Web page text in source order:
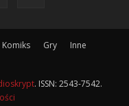
Komiks Gry
Inne
. ISSN: 2543-7542.